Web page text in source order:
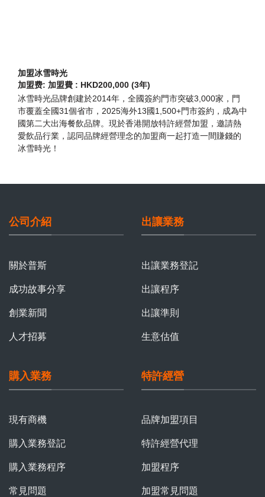
加盟冰雪時光
加盟费: 加盟費 : HKD200,000 (3年)
冰雪時光品牌創建於2014年，全國簽約門市突破3,000家，門
市覆蓋全國31個省市，2025海外13國1,500+門市簽約，成為中
國第二大出海餐飲品牌。現於香港開放特許經營加盟，邀請熱
愛飲品行業，認同品牌經營理念的加盟商一起打造一間賺錢的
冰雪時光！
公司介紹
關於普斯
成功故事分享
創業新聞
人才招募
出讓業務
出讓業務登記
出讓程序
出讓準則
生意估值
購入業務
現有商機
購入業務登記
購入業務程序
常見問題
特許經營
品牌加盟項目
特許經營代理
加盟程序
加盟常見問題